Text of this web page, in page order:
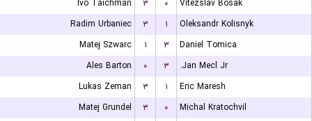
Ivo Taichman
۳ ۰
Vitezslav Bosak
Radim Urbaniec
۳ ۱
Oleksandr Kolisnyk
Matej Szwarc
۱ ۳
Daniel Tomica
Ales Barton
۰ ۳
Jan Mecl Jr.
Lukas Zeman
۳ ۱
Eric Maresh
Matej Grundel
۳ ۰
Michal Kratochvil